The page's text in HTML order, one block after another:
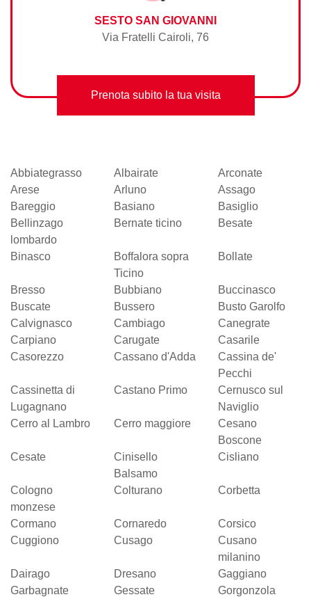
SESTO SAN GIOVANNI
Via Fratelli Cairoli, 76
Prenota subito la tua visita
Abbiategrasso Albairate
Arconate
Arese
Arluno
Assago
Bareggio
Basiano
Basiglio
Bellinzago
lombardo
Bernate ticino Besate
Binasco
Boffalora sopra
Ticino
Bollate
Bresso Bubbiano
Buccinasco
Buscate
Bussero
Busto Garolfo
Calvignasco
Cambiago
Canegrate
Carpiano
Carugate
Casarile
Casorezzo
Cassano d'Adda
Cassina de'
Pecchi
Cassinetta di
Lugagnano
Castano Primo
Cernusco sul
Naviglio
Cerro al Lambro
Cerro maggiore
Cesano
Boscone
Cesate
Cinisello
Balsamo
Cisliano
Cologno
monzese
Colturano Corbetta
Cormano Cornaredo
Corsico
Cuggiono
Cusago
Cusano
milanino
Dairago
Dresano
Gaggiano
Garbagnate
Gessate Gorgonzola